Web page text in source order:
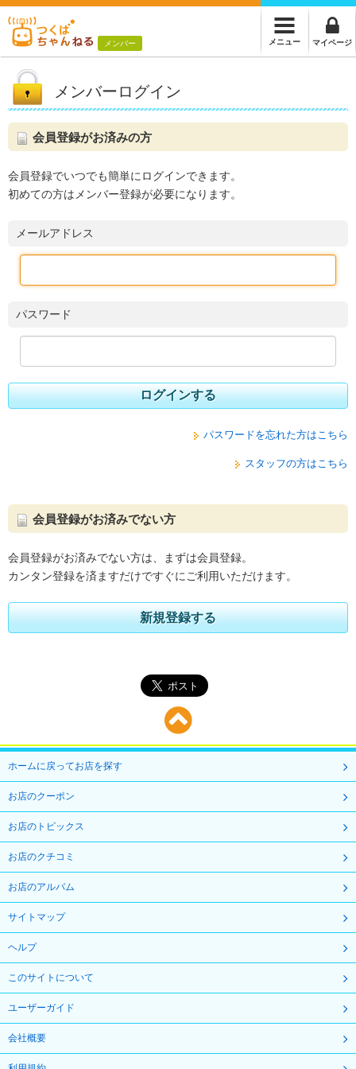
メンバー メニュー マイページ
メンバーログイン
会員登録がお済みの方
会員登録でいつでも簡単にログインできます。
初めての方はメンバー登録が必要になります。
メールアドレス
パスワード
ログインする
パスワードを忘れた方はこちら
スタッフの方はこちら
会員登録がお済みでない方
会員登録がお済みでない方は、まずは会員登録。
カンタン登録を済ますだけですぐにご利用いただけます。
新規登録する
ホームに戻ってお店を探す
お店のクーポン
お店のトピックス
お店のクチコミ
お店のアルバム
サイトマップ
ヘルプ
このサイトについて
ユーザーガイド
会社概要